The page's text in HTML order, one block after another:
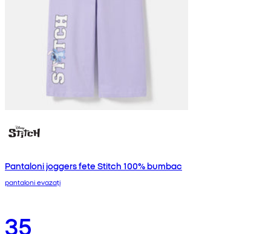
Pantaloni joggers fete Stitch 100% bumbac
pantaloni evazați
35